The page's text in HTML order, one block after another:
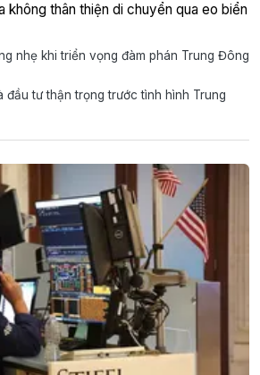
không thân thiện di chuyển qua eo biển
nhẹ khi triển vọng đàm phán Trung Đông
đầu tư thận trọng trước tình hình Trung